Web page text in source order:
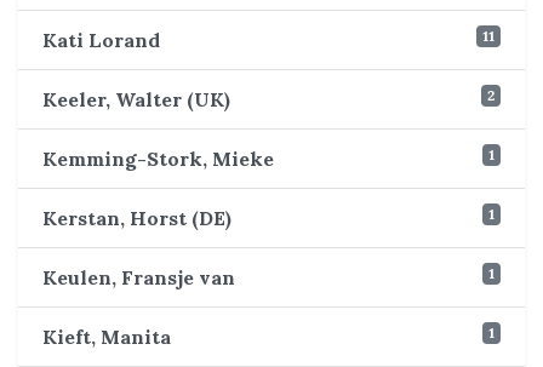
Kati Lorand 11
Keeler, Walter (UK) 2
Kemming-Stork, Mieke 1
Kerstan, Horst (DE) 1
Keulen, Fransje van 1
Kieft, Manita 1